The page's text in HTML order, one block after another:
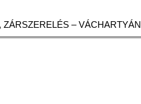
ZÁRSZERELÉS – VÁCHARTYÁN